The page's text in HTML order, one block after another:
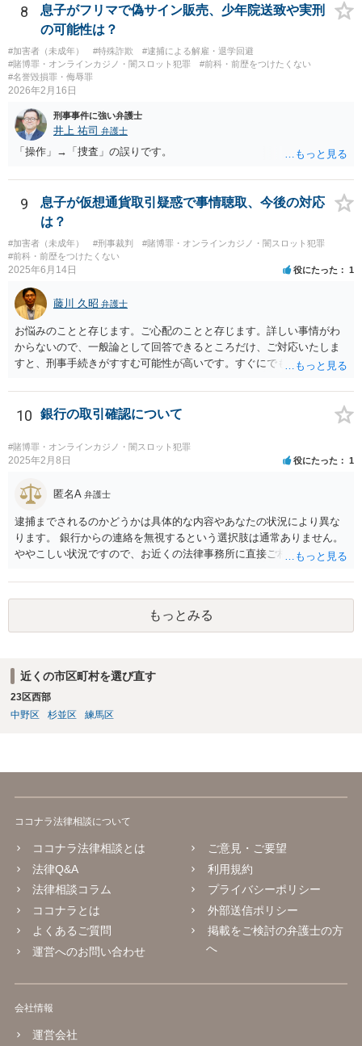
立します。 質問者様がご自身のポケットマネーから懸賞として賞金を
出し、参加者からの参加費が全額会場レンタル費用に充てられて賞金
原資と完全に分離されている場合、参加者が自らの財物を失うリスク
が存在しないため賭博罪には該当しないとする見解が一般的です。ま
た、利益を得る目的もないため賭博場開帳図利罪も成立しないと考え
られます。 【質問2への回答】 刑事上の問題は生じにくいものの、民
は事業者が顧客を誘引するためのものではないため対象外と考えられ
ますが、自治会館の利用規約（目的外利用や金銭徴収の可否など）へ
の抵触が問題となることがあります。 【質問3への回答】 主催者とし
とを明確にしておくことが大切です。また、自治会館の管理者に対
し、参加費の集金を含む利用目的を事前に正確に伝えて了解を得てお
8
息子がフリマで偽サイン販売、少年院送致や実刑
の可能性は？
#加害者（未成年） #特殊詐欺
#逮捕による解雇・退学回避
#賭博罪・オンラインカジノ・闇スロット犯罪
#前科・前歴をつけたくない
#名誉毀損罪・侮辱罪
2026年2月16日
刑事事件に強い弁護士
井上 祐司 弁護士
「操作」→「捜査」の誤りです。
9
息子が仮想通貨取引疑惑で事情聴取、今後の対応
は？
#加害者（未成年） #刑事裁判
#賭博罪・オンラインカジノ・闇スロット犯罪
#前科・前歴をつけたくない
2025年6月14日 役にたった 1
藤川 久昭 弁護士
お悩みのことと存じます。ご心配のことと存じます。詳しい事情がわ
からないので、一般論として回答できるところだけ、ご対応いたしま
すと、刑事手続きがすすむ可能性が高いです。すぐにでも弁護士に直
明するために、良い知恵を得るには必要だからです。刑事問題は早い
対応が不可欠です。すぐにでも、この手の問題に精通した弁護士等
に、ネットではなく直接相談されるのが良いと思われます。良い解決
になりますよう祈念しております。お力になりたいと思います。
10 銀行の取引確認について
#賭博罪・オンラインカジノ・闇スロット犯罪
2025年2月8日 役にたった 1
匿名A 弁護士
逮捕までされるのかどうかは具体的な内容やあなたの状況により異な
ります。 銀行からの連絡を無視するという選択肢は通常ありません。
ややこしい状況ですので、お近くの法律事務所に直接ご相談いただい
もっとみる
近くの市区町村を選び直す
23区西部
中野区
杉並区 練馬区
ココナラ法律相談について
ココナラ法律相談とは
法律Q&A
法律相談コラム
ココナラとは
よくあるご質問
運営へのお問い合わせ
ご意見・ご要望
利用規約
プライバシーポリシー
外部送信ポリシー
掲載をご検討の弁護士の方
へ
会社情報
運営会社